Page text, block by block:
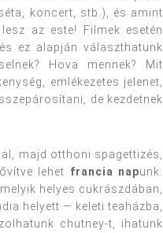
koncert, stb.), és amint
az este! Filmek esetén
ez alapján választhatunk
Hova mennek? Mit
emlékezetes jelenet,
de kezdetnek
majd otthoni spagettizés,
lehet francia napunk:
helyes cukrászdában,
helyett — keleti teaházba,
chutney-t, ihatunk